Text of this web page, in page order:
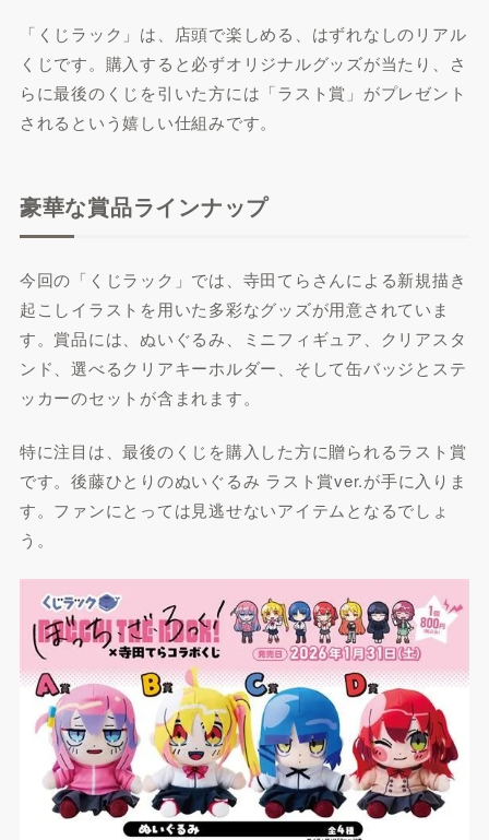
「くじラック」は、店頭で楽しめる、はずれなしのリアル
くじです。購入すると必ずオリジナルグッズが当たり、さ
らに最後のくじを引いた方には「ラスト賞」がプレゼント
されるという嬉しい仕組みです。
豪華な賞品ラインナップ
今回の「くじラック」では、寺田てらさんによる新規描き
起こしイラストを用いた多彩なグッズが用意されていま
す。賞品には、ぬいぐるみ、ミニフィギュア、クリアスタ
ンド、選べるクリアキーホルダー、そして缶バッジとステ
ッカーのセットが含まれます。
特に注目は、最後のくじを購入した方に贈られるラスト賞
です。後藤ひとりのぬいぐるみ ラスト賞ver.が手に入りま
す。ファンにとっては見逃せないアイテムとなるでしょ
う。